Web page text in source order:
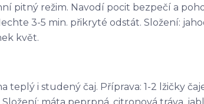
pitný režim. Navodí pocit bezpečí a
3-5 min. přikryté odstát. Složení:
květ.
teplý i studený čaj. Příprava: 1-2 lžičky